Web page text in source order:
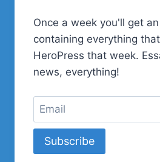
Once a week you'll get
containing everything
HeroPress that week.
news, everything!
Subscribe